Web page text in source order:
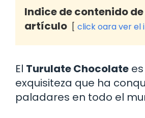
Indice de contenido
artículo
click oara ver el
El Turulate Chocolate
exquisiteza que ha
paladares en todo el